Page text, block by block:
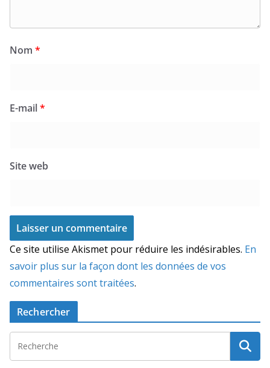
Nom *
E-mail*
Site web
Ce site utilise Akismet pour réduire les indésirables. En
savoir plus sur la façon dont les données de vos
commentaires sont traitées.
Rechercher